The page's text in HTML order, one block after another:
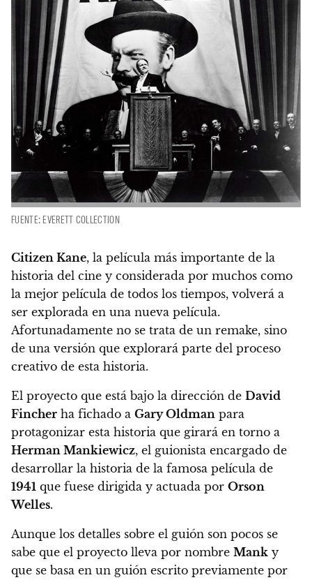
FUENTE: EVERETT COLLECTION
Citizen Kane, la película más importante de la
historia del cine y considerada por muchos como
la mejor película de todos los tiempos, volverá a
ser explorada en una nueva película.
Afortunadamente no se trata de un remake, sino
de una versión que explorará parte del proceso
creativo de esta historia.
El proyecto que está bajo la dirección de David
Fincher ha fichado a Gary Oldman para
protagonizar esta historia que girará en torno a
Herman Mankiewicz, el guionista encargado de
desarrollar la historia de la famosa película de
1941 que fuese dirigida y actuada por Orson
Welles.
Aunque los detalles sobre el guión son pocos se
sabe que el proyecto lleva por nombre Mank y
que se basa en un guión escrito previamente por